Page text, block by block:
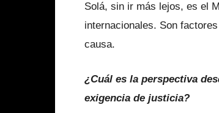
Solá, sin ir más lejos, es el
internacionales. Son
causa.
¿Cuál es la perspectiva
exigencia de justicia?